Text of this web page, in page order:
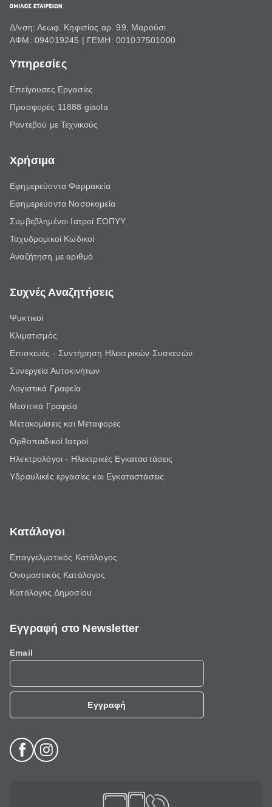
Δ/νση: Λεωφ. Κηφισίας αρ. 99, Μαρούσι
ΑΦΜ: 094019245 | ΓΕΜΗ: 001037501000
Υπηρεσίες
Επείγουσες Εργασίες
Προσφορές 11888 giaola
Ραντεβού με Τεχνικούς
Χρήσιμα
Εφημερεύοντα Φαρμακεία
Εφημερεύοντα Νοσοκομεία
Συμβεβλημένοι Ιατροί ΕΟΠΥΥ
Ταχυδρομικοί Κωδικοί
Αναζήτηση με αριθμό
Συχνές Αναζητήσεις
Ψυκτικοί
Κλιματισμός
Επισκευές - Συντήρηση Ηλεκτρικών Συσκευών
Συνεργεία Αυτοκινήτων
Λογιστικά Γραφεία
Μεσιτικά Γραφεία
Μετακομίσεις και Μεταφορές
Ορθοπαιδικοί Ιατροί
Ηλεκτρολόγοι - Ηλεκτρικές Εγκαταστάσεις
Υδραυλικές εργασίες και Εγκαταστάσεις
Κατάλογοι
Επαγγελματικός Κατάλογος
Ονομαστικός Κατάλογος
Κατάλογος Δημοσίου
Εγγραφή στο Newsletter
Email
Εγγραφή